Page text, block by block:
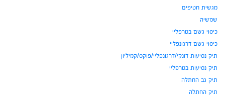
מגשית חטיפים
שמשיה
כיסוי גשם בטרפליי
כיסוי גשם דרגונפליי
תיק נסיעות דונקי/דרגונפליי/פוקס/קמיליון
תיק נסיעות בטרפליי
תיק גב החתלה
תיק החתלה